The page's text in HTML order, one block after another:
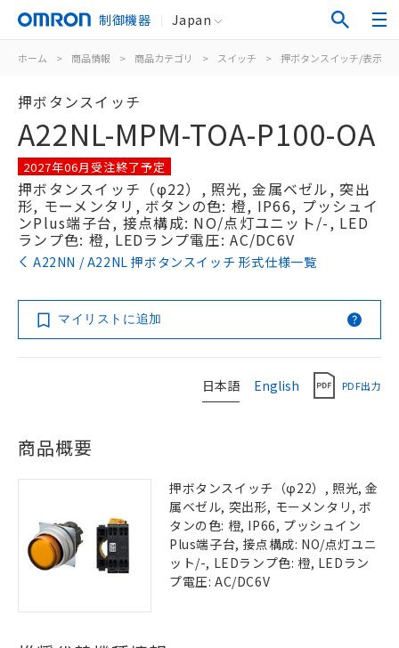
制御機器 Japan
ホーム > 商品情報 > 商品カテゴリ > スイッチ > 押ボタンスイッチ/表示灯
押ボタンスイッチ
A22NL-MPM-TOA-P100-OA
2027年06月受注終了予定
押ボタンスイッチ（φ22）, 照光, 金属ベゼル, 突出
形, モーメンタリ, ボタンの色: 橙, IP66, プッシュイ
ンPlus端子台, 接点構成: NO/点灯ユニット/-, LED
ランプ色: 橙, LEDランプ電圧: AC/DC6V
A22NN / A22NL 押ボタンスイッチ 形式仕様一覧
マイリストに追加
日本語 English PDF出力
商品概要
押ボタンスイッチ（φ22）, 照光, 金
属ベゼル, 突出形, モーメンタリ, ボ
タンの色: 橙, IP66, プッシュイン
Plus端子台, 接点構成: NO/点灯ユニ
ット/-, LEDランプ色: 橙, LEDラン
プ電圧: AC/DC6V